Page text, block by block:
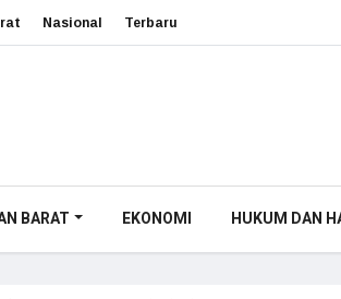
Nasional Terbaru
BARAT EKONOMI HUKUM DAN